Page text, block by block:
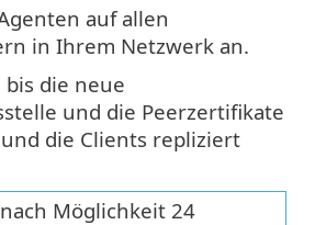
auf allen
in Ihrem Netzwerk an.
bis die neue
und die Peerzertifikate
die Clients repliziert
Möglichkeit 24